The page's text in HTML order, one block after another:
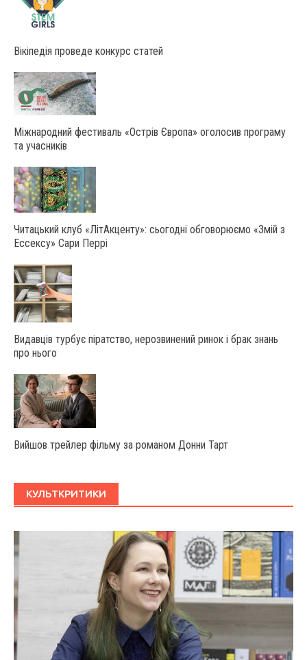
Вікіпедія проведе конкурс статей
Міжнародний фестиваль «Острів Європа» оголосив програму
та учасників
Читацький клуб «ЛітАкценту»: сьогодні обговорюємо «Змій з
Ессексу» Сари Перрі
Видавців турбує піратство, нерозвинений ринок і брак знань
про нього
Вийшов трейлер фільму за романом Донни Тарт
КУЛЬТКРИТИКИ